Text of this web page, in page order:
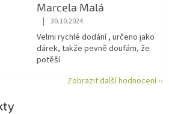
hvězdiček.
Marcela Malá
Hodnocení obchodu je 5 z 5
| 30.10.2024
Velmi rychlé dodání , určeno jako
dárek, takže pevně doufám, že
potěší
Zobrazit další hodnocení ››